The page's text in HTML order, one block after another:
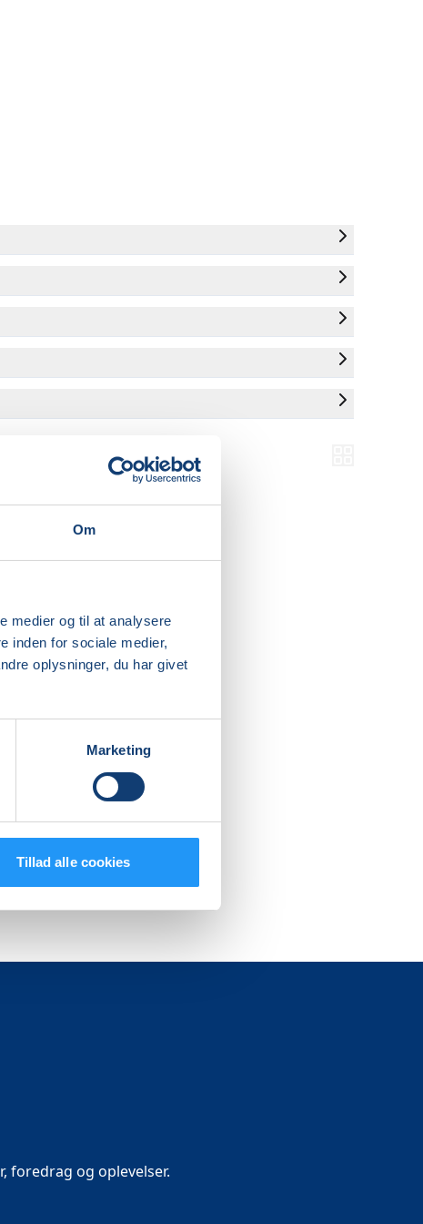
Om
medier og til at analysere
inden for sociale medier,
oplysninger, du har givet
Marketing
Tillad alle cookies
foredrag og oplevelser.